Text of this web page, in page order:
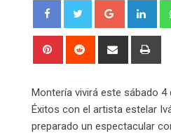
Google+
Pinterest Reddit
Share
Montería vivirá este sábado
Éxitos con el artista estelar
preparado un espectacular